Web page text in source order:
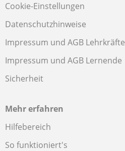
Cookie-Einstellungen
Datenschutzhinweise
Impressum und AGB Lehrkräfte
Impressum und AGB Lernende
Sicherheit
Mehr erfahren
Hilfebereich
So funktioniert's